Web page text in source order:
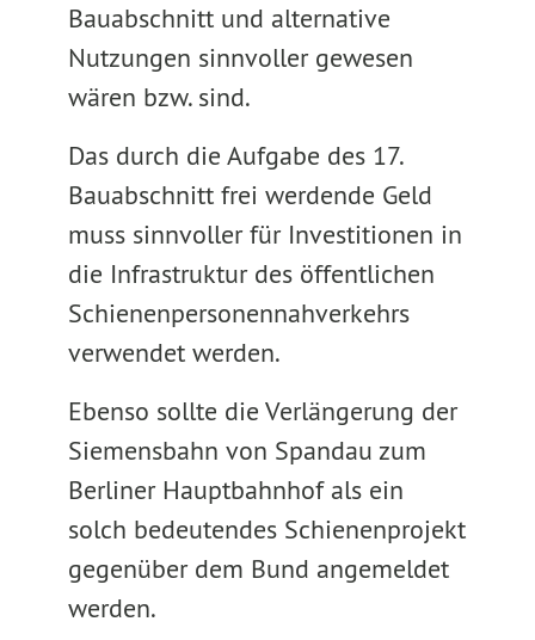
Bauabschnitt und alternative
Nutzungen sinnvoller gewesen
wären bzw. sind.
Das durch die Aufgabe des 17.
Bauabschnitt frei werdende Geld
muss sinnvoller für Investitionen in
die Infrastruktur des öffentlichen
Schienenpersonennahverkehrs
verwendet werden.
Ebenso sollte die Verlängerung der
Siemensbahn von Spandau zum
Berliner Hauptbahnhof als ein
solch bedeutendes Schienenprojekt
gegenüber dem Bund angemeldet
werden.